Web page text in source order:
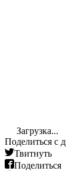
Загрузка...
Поделиться с
Твитнуть
Поделиться